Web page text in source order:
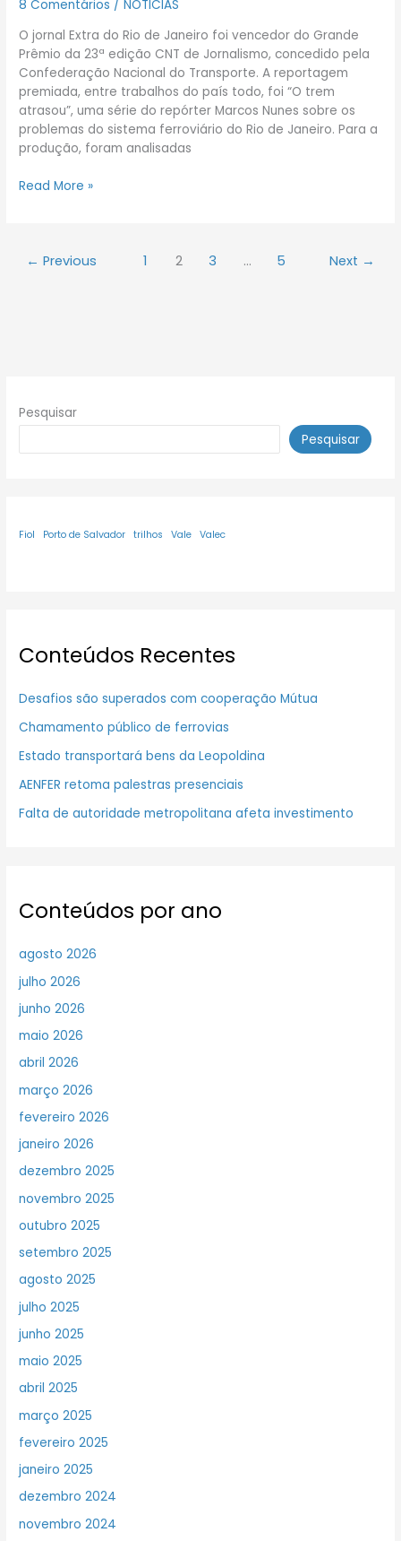
8 Comentários /NOTICIAS
O jornal Extra do Rio de Janeiro foi vencedor do Grande
Prêmio da 23ª edição CNT de Jornalismo, concedido pela
Confederação Nacional do Transporte. A reportagem
premiada, entre trabalhos do país todo, foi “O trem
atrasou”, uma série do repórter Marcos Nunes sobre os
problemas do sistema ferroviário do Rio de Janeiro. Para a
produção, foram analisadas
é
Read More »
← Previous 1 2 3 … 5 Next →
Pesquisar
Pesquisar
Fiol Porto de Salvador trilhos Vale Valec
Conteúdos Recentes
Desafios são superados com cooperação Mútua
Chamamento público de ferrovias
Estado transportará bens da Leopoldina
AENFER retoma palestras presenciais
Falta de autoridade metropolitana afeta investimento
Conteúdos por ano
agosto 2026
julho 2026
junho 2026
maio 2026
abril 2026
março 2026
fevereiro 2026
janeiro 2026
dezembro 2025
novembro 2025
outubro 2025
setembro 2025
agosto 2025
julho 2025
junho 2025
maio 2025
abril 2025
março 2025
fevereiro 2025
janeiro 2025
dezembro 2024
novembro 2024